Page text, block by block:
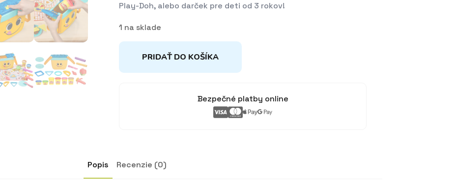
Play-Doh, alebo darček pre deti od 3 rokov!
1 na sklade
PRIDAŤ DO KOŠÍKA
Bezpečné platby online
Popis Recenzie (0)